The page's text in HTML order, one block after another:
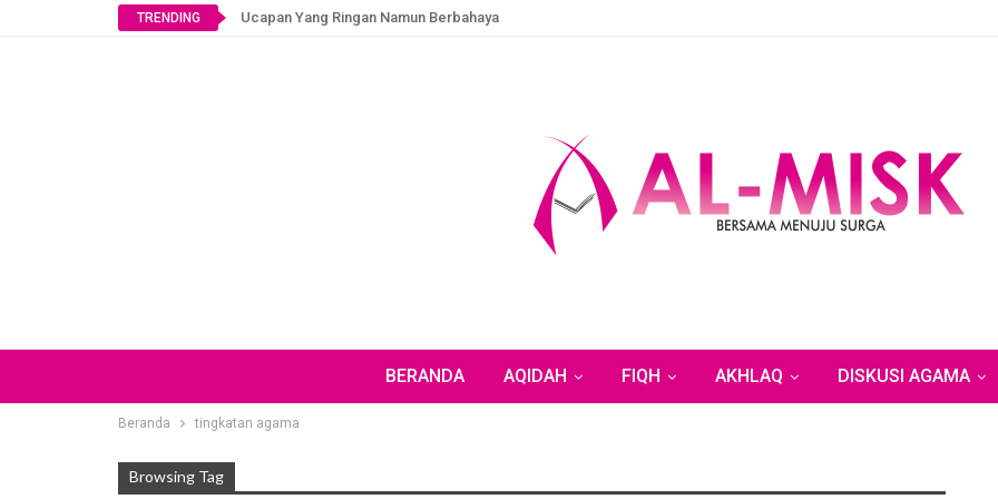
TRENDING Ucapan Yang Ringan Namun Berbahaya
BERANDA AQIDAH FIQH AKHLAQ DISKUSI AGAMA
Beranda tingkatan agama
Browsing Tag